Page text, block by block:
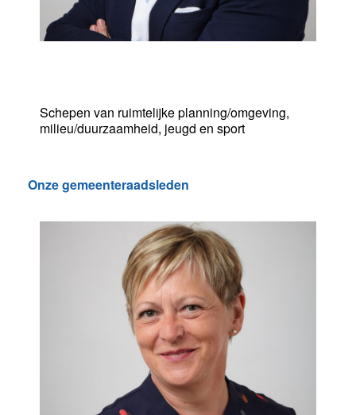
Schepen van ruimtelijke planning/omgeving,
milieu/duurzaamheid, jeugd en sport
Onze gemeenteraadsleden